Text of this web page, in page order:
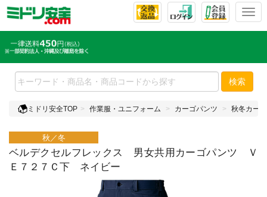
T
l
e
n
v
a
検索
ミドリ安全TOP 作業服・ユニフォーム カーゴパンツ 秋冬カー
秋／冬
ベルデクセルフレックス 男女共用カーゴパンツ Ｖ
Ｅ７２７Ｃ下 ネイビー